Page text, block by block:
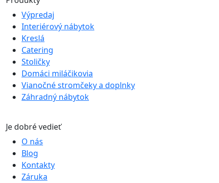
Výpredaj
Interiérový nábytok
Kreslá
Catering
Stoličky
Domáci miláčikovia
Vianočné stromčeky a doplnky
Záhradný nábytok
Je dobré vedieť
O nás
Blog
Kontakty
Záruka